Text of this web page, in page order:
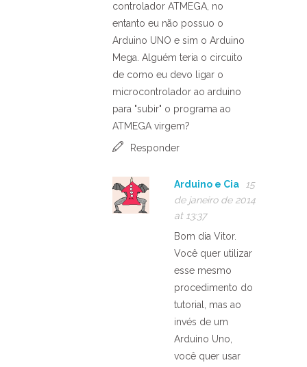
controlador ATMEGA, no
entanto eu não possuo o
Arduino UNO e sim o Arduino
Mega. Alguém teria o circuito
de como eu devo ligar o
microcontrolador ao arduino
para "subir" o programa ao
ATMEGA virgem?
Responder
Arduino e Cia
15
de janeiro de 2014
at 13:37
Bom dia Vitor.
Você quer utilizar
esse mesmo
procedimento do
tutorial, mas ao
invés de um
Arduino Uno,
você quer usar